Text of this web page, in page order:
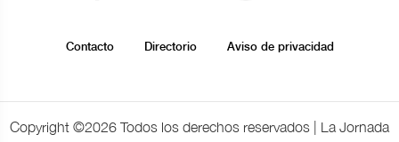
Contacto Directorio Aviso de privacidad
Copyright ©2026 Todos los derechos reservados | La Jornada